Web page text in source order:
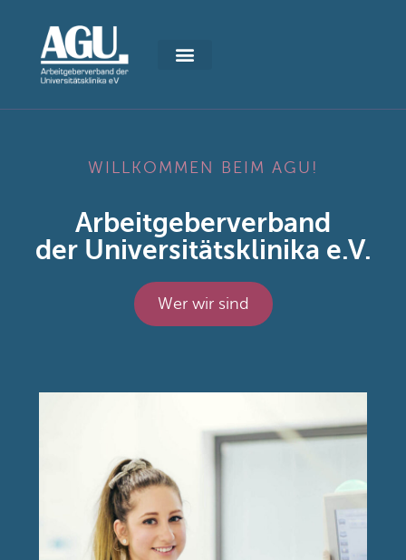
WILLKOMMEN BEIM AGU!
Arbeitgeberverband
der Universitätsklinika e.V.
Wer wir sind